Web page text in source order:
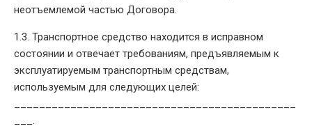
неотъемлемой частью Договора.
1.3. Транспортное средство находится в исправном
состоянии и отвечает требованиям, предъявляемым к
эксплуатируемым транспортным средствам,
используемым для следующих целей:
___.